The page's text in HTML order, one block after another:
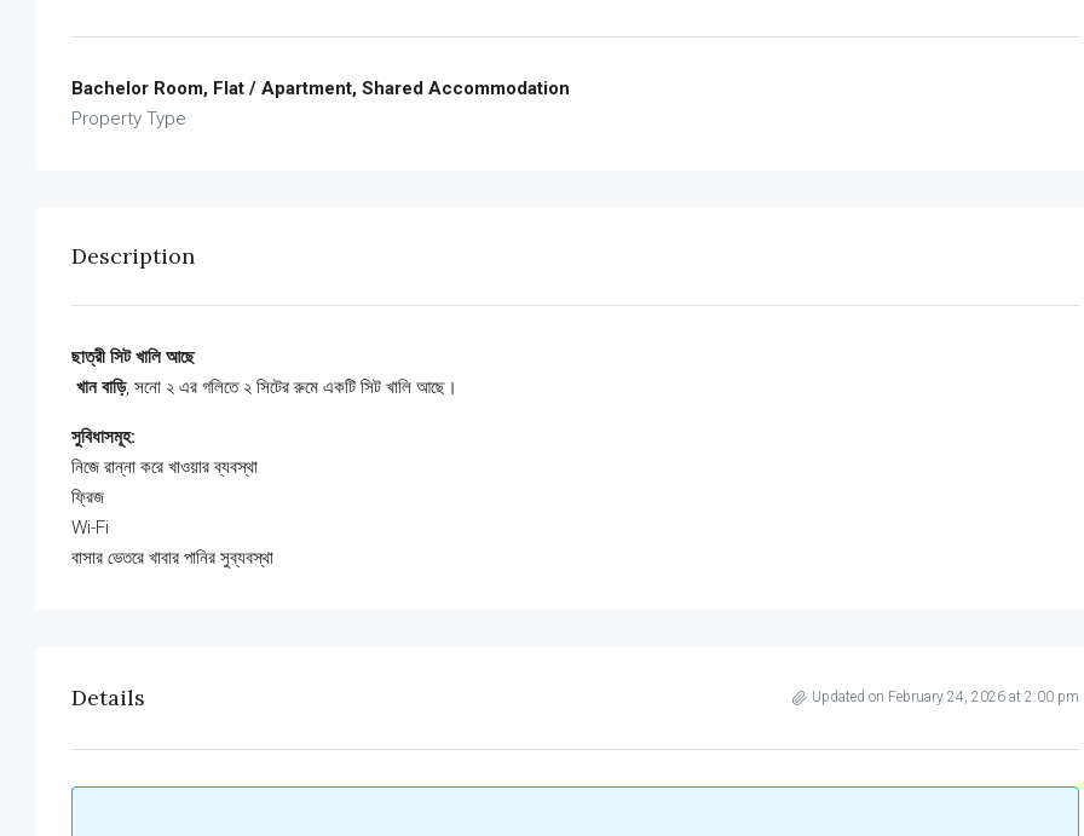
Bachelor Room, Flat / Apartment, Shared Accommodation
Property Type
Description
ছাত্রী সিট খালি আছে
খান বাড়ি, সনো ২ এর গলিতে ২ সিটের রুমে একটি সিট খালি আছে।
সুবিধাসমূহ:
নিজে রান্না করে খাওয়ার ব্যবস্থা
ফ্রিজ
Wi-Fi
বাসার ভেতরে খাবার পানির সুব্যবস্থা
Details Updated on February 24, 2026 at 2:00 pm